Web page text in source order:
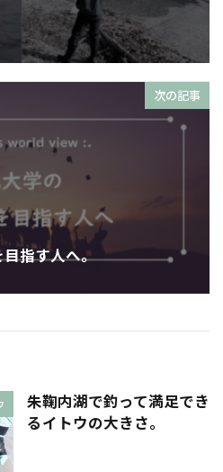
次の記事
指す人へ。
朱鞠内湖で釣って満足でき
るイトウの大きさ。